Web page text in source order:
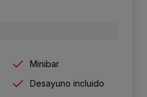
Minibar
Desayuno incluido